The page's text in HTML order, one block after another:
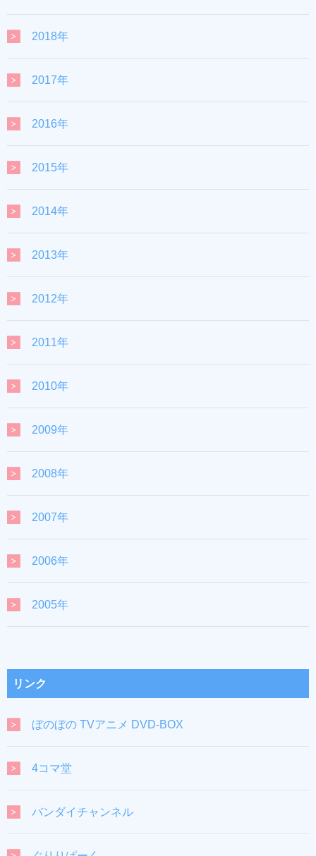
2018年
2017年
2016年
2015年
2014年
2013年
2012年
2011年
2010年
2009年
2008年
2007年
2006年
2005年
リンク
ぼのぼの TVアニメ DVD-BOX
4コマ堂
バンダイチャンネル